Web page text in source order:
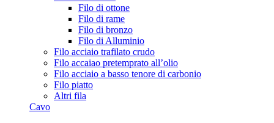
Filo di ottone
Filo di rame
Filo di bronzo
Filo di Alluminio
Filo acciaio trafilato crudo
Filo accaiao pretemprato all’olio
Filo acciaio a basso tenore di carbonio
Filo piatto
Altri fila
Cavo